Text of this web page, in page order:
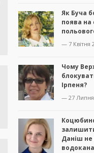
Як Буча
поява на
— 7 Квітня
Чому
Ірпеня?
— 27 Липня
Даніш не